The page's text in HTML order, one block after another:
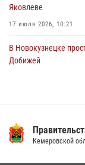
Яковлеве
17 июля 2026, 10:21
В Новокузнецке
Добижей
14 июля 2026, 08:52
Кемеровской